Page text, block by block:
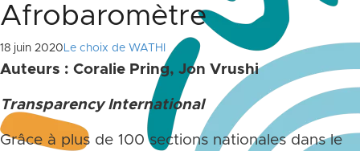
Afrobaromètre
18 juin 2020 Le choix de WATHI
Auteurs : Coralie Pring, Jon Vrushi
Transparency International
Grâce à plus de 100 sections nationales dans le